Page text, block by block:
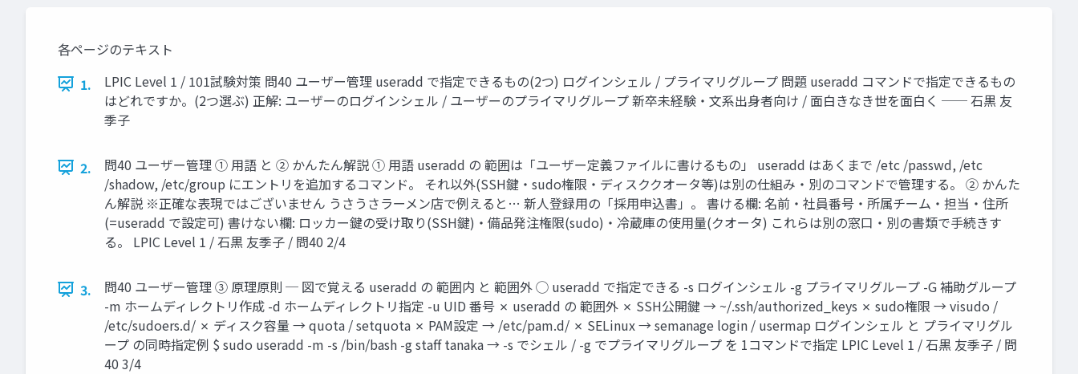
各ページのテキスト
1.
LPIC Level 1 / 101試験対策 問40 ユーザー管理 useradd で指定できるもの(2つ) ログインシェル / プライマリグループ 問題 useradd コマンドで指定できるもの
はどれですか。(2つ選ぶ) 正解: ユーザーのログインシェル / ユーザーのプライマリグループ 新卒未経験・文系出身者向け / 面白きなき世を面白く ── 石黒 友
季子
2.
問40 ユーザー管理 ① 用語 と ② かんたん解説 ① 用語 useradd の 範囲は「ユーザー定義ファイルに書けるもの」 useradd はあくまで /etc /passwd, /etc
/shadow, /etc/group にエントリを追加するコマンド。 それ以外(SSH鍵・sudo権限・ディスククオータ等)は別の仕組み・別のコマンドで管理する。 ② かんた
ん解説 ※正確な表現ではございません うさうさラーメン店で例えると… 新人登録用の「採用申込書」。 書ける欄: 名前・社員番号・所属チーム・担当・住所
(=useradd で設定可) 書けない欄: ロッカー鍵の受け取り(SSH鍵)・備品発注権限(sudo)・冷蔵庫の使用量(クオータ) これらは別の窓口・別の書類で手続きす
る。 LPIC Level 1 / 石黒 友季子 / 問40 2/4
3.
問40 ユーザー管理 ③ 原理原則 ─ 図で覚える useradd の 範囲内 と 範囲外 ◯ useradd で指定できる -s ログインシェル -g プライマリグループ -G 補助グループ
-m ホームディレクトリ作成 -d ホームディレクトリ指定 -u UID 番号 ✗ useradd の 範囲外 ✗ SSH公開鍵 → ~/.ssh/authorized_keys ✗ sudo権限 → visudo /
/etc/sudoers.d/ ✗ ディスク容量 → quota / setquota ✗ PAM設定 → /etc/pam.d/ ✗ SELinux → semanage login / usermap ログインシェル と プライマリグル
ープ の同時指定例 $ sudo useradd -m -s /bin/bash -g staff tanaka → -s でシェル / -g でプライマリグループ を 1コマンドで指定 LPIC Level 1 / 石黒 友季子 / 問
40 3/4